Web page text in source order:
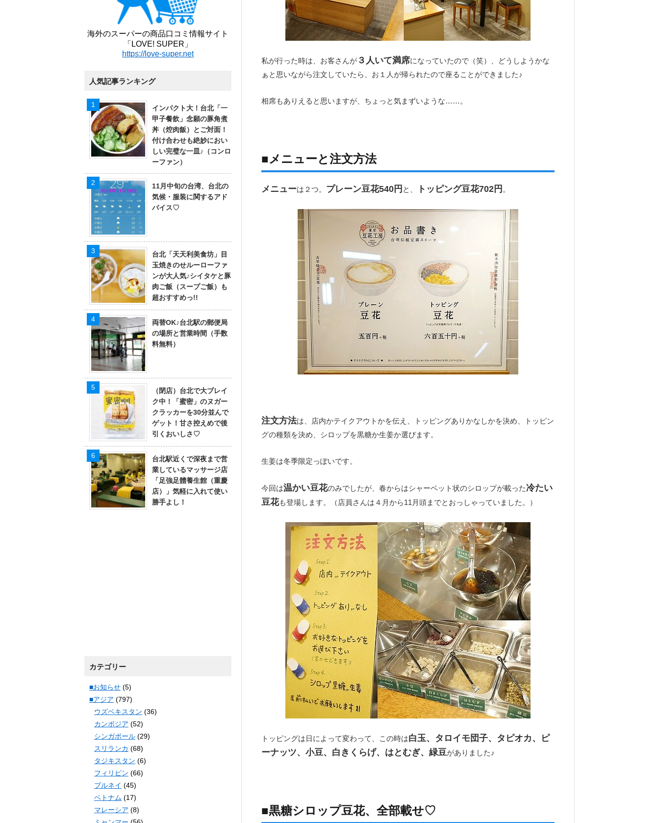
私が行った時は、お客さんが ３人いて満席になっていたので（笑）、どうしようかな
ぁと思いながら注文していたら、お１人が帰られたので座ることができました♪
相席もありえると思いますが、ちょっと気まずいような……。
■メニューと注文方法
メニューは２つ。 プレーン豆花540円 と、 トッピング豆花702円 。
注文方法は、店内かテイクアウトかを伝え、トッピングありかなしかを決め、トッピン
グの種類を決め、シロップを黒糖か生姜か選びます。
生姜は冬季限定っぽいです。
今回は温かい豆花のみでしたが、春からはシャーベット状のシロップが載った冷たい
豆花も登場します。（店員さんは４月から11月頭までとおっしゃっていました。）
トッピングは日によって変わって、この時は白玉、タロイモ団子、タピオカ、ピ
ーナッツ、小豆、白きくらげ、はとむぎ、緑豆がありました♪
■黒糖シロップ豆花、全部載せ♡
海外のスーパーの商品口コミ情報サイト
「LOVE! SUPER」
https://love-super.net
人気記事ランキング
インパクト大！台北「一
甲子餐飲」念願の豚角煮
丼（焢肉飯）とご対面！
付け合わせも絶妙におい
しい完璧な一皿♪（コンロ
ーファン）
11月中旬の台湾、台北の
気候・服装に関するアド
バイス♡
台北「天天利美食坊」目
玉焼きのせルーローファ
ンが大人気♪シイタケと豚
肉ご飯（スープご飯）も
超おすすめっ!!
両替OK♪台北駅の郵便局
の場所と営業時間（手数
料無料）
（閉店）台北で大ブレイ
ク中！「蜜密」のヌガー
クラッカーを30分並んで
ゲット！甘さ控えめで後
引くおいしさ♡
台北駅近くで深夜まで営
業しているマッサージ店
「足強足體養生館（重慶
店）」気軽に入れて使い
勝手よし！
カテゴリー
■お知らせ (5)
■アジア (797)
ウズベキスタン (36)
カンボジア (52)
シンガポール (29)
スリランカ (68)
タジキスタン (6)
フィリピン (66)
ブルネイ (45)
ベトナム (17)
マレーシア (8)